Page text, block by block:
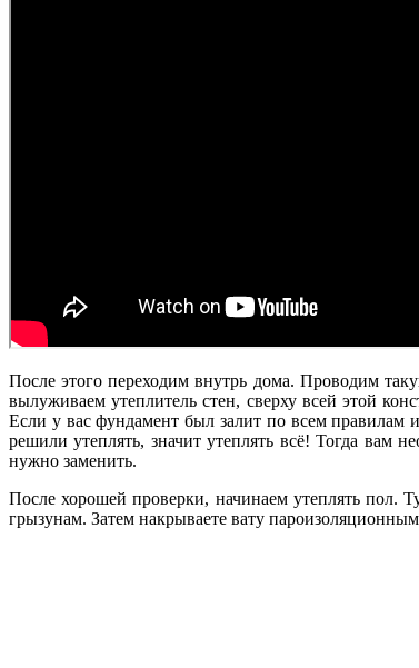
После этого переходим внутрь дома. Проводим
вылуживаем утеплитель стен, сверху всей этой
Если у вас фундамент был залит по всем правилам
решили утеплять, значит утеплять всё! Тогда вам
нужно заменить.
После хорошей проверки, начинаем утеплять пол.
грызунам. Затем накрываете вату